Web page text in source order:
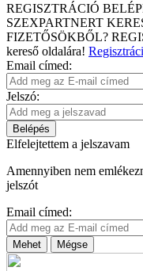
REGISZTRÁCIÓ
SZEXPARTNERT
FIZETŐSÖKBŐL?
kereső oldalára!
Email címed:
Jelszó:
Belépés
Elfelejtettem a jelszavam
Amennyiben nem
jelszót
Email címed:
Mehet Mégse